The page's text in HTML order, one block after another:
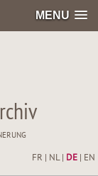
MENU
FR NL| DE| EN